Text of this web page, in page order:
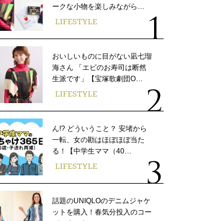
ークな小物を楽しみながら…
LIFESTYLE
おいしいものに目がない凪七瑠
海さん 「エビのお寿司は断然
生派です」【宝塚歌劇団O…
LIFESTYLE
ん!? どういうこと？ 安堵から
一転、女の勘はほぼほぼ当た
る！【中学生ママ（40…
LIFESTYLE
話題のUNIQLOのデニムジャケ
ットを購入！春気分投入のコー